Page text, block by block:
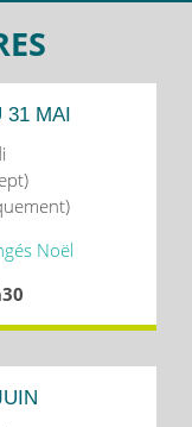
31 MAI
Noël